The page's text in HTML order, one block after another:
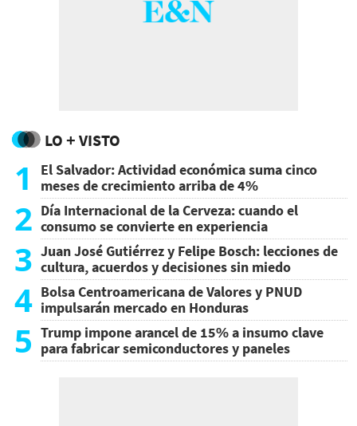
LO + VISTO
1
El Salvador: Actividad económica suma cinco
meses de crecimiento arriba de 4%
2 Día Internacional de la Cerveza: cuando el
consumo se convierte en experiencia
3 Juan José Gutiérrez y Felipe Bosch: lecciones de
cultura, acuerdos y decisiones sin miedo
4 Bolsa Centroamericana de Valores y PNUD
impulsarán mercado en Honduras
5 Trump impone arancel de 15% a insumo clave
para fabricar semiconductores y paneles